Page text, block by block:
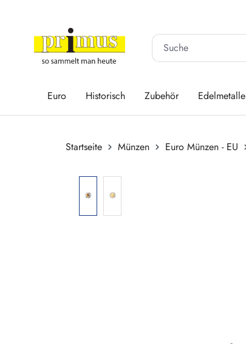
Euro Historisch Zubehör Edelmetalle
Startseite Münzen Euro Münzen - EU